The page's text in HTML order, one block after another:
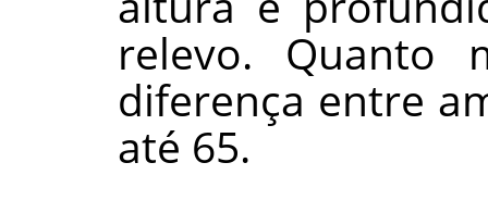
relevo. Quanto
diferença entre
até 65.